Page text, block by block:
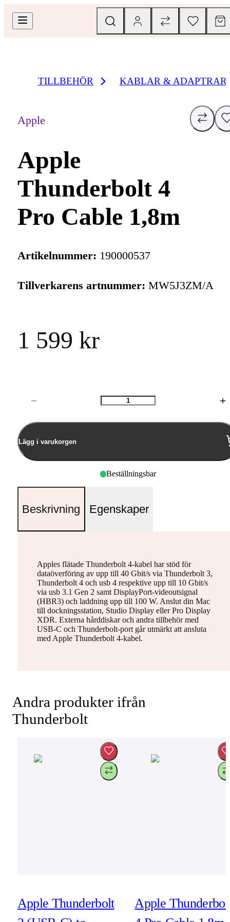
TILLBEHÖR KABLAR & ADAPTRAR
Apple
Apple
Thunderbolt 4
Pro Cable 1,8m
Artikelnummer: 190000537
Tillverkarens artnummer: MW5J3ZM/A
1 599 kr
Antal
Lägg i varukorgen
Beställningsbar
Beskrivning Egenskaper
Apples flätade Thunderbolt 4-kabel har stöd för
dataöverföring av upp till 40 Gbit/s via Thunderbolt 3,
Thunderbolt 4 och usb 4 respektive upp till 10 Gbit/s
via usb 3.1 Gen 2 samt DisplayPort-videoutsignal
(HBR3) och laddning upp till 100 W. Anslut din Mac
till dockningsstation, Studio Display eller Pro Display
XDR. Externa hårddiskar och andra tillbehör med
USB-C och Thunderbolt-port går utmärkt att ansluta
med Apple Thunderbolt 4-kabel.
Andra produkter ifrån
Thunderbolt
Apple Thunderbolt
Apple